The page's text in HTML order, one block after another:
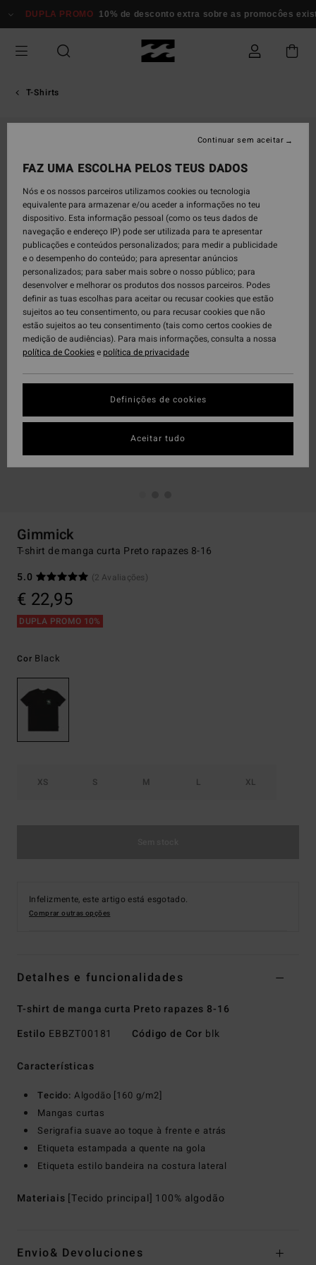
para
informação
DUPLA PROMO 10% de desconto extra sobre as promocôes
T-Shirts
Gimmick
T-shirt de manga curta Preto rapazes 8-16
5.0
(2 Avaliações)
€ 22,95
DUPLA PROMO 10%
Cor Black
XS S M L XL
Infelizmente, este artigo está esgotado.
Comprar outras opções
Detalhes e funcionalidades
T-shirt de manga curta Preto rapazes 8-16
Estilo EBBZT00181 Código de Cor blk
Características
Tecido: Algodão [160 g/m2]
Mangas curtas
Serigrafia suave ao toque à frente e atrás
Etiqueta estampada a quente na gola
Etiqueta estilo bandeira na costura lateral
Materiais [Tecido principal] 100% algodão
Envio& Devoluciones
FAZ UMA ESCOLHA PELOS TEUS DADOS
Nós e os nossos parceiros utilizamos cookies ou tecnologia
equivalente para armazenar e/ou aceder a informações no teu
dispositivo. Esta informação pessoal (como os teus dados de
navegação e endereço IP) pode ser utilizada para te apresentar
publicações e conteúdos personalizados; para medir a publicidade
e o desempenho do conteúdo; para apresentar anúncios
personalizados; para saber mais sobre o nosso público; para
desenvolver e melhorar os produtos dos nossos parceiros. Podes
definir as tuas escolhas para aceitar ou recusar cookies que estão
sujeitos ao teu consentimento, ou para recusar cookies que não
estão sujeitos ao teu consentimento (tais como certos cookies de
medição de audiências). Para mais informações, consulta a nossa
política de Cookiesepolítica de privacidade
Definições de cookies
Continuar sem aceitar
Aceitar tudo